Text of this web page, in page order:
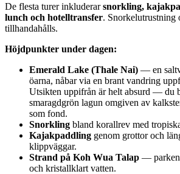
De flesta turer inkluderarsnorkling,
lunch och hotelltransfer. Snorkelutrustning
tillhandahålls.
Höjdpunkter under dagen:
Emerald Lake (Thale Nai) — en
öarna, nåbar via en brant vandring
Utsikten uppifrån är helt absurd — du
smaragdgrön lagun omgiven av
som fond.
Snorkling bland korallrev med
Kajakpaddling genom grottor och
klippväggar.
Strand på Koh Wua Talap —
och kristallklart vatten.